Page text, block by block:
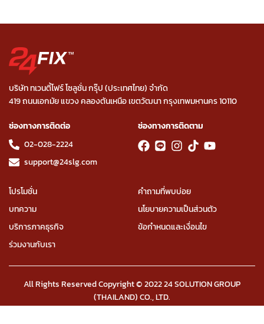
บริษัท ทเวนตี้โฟร์ โซลูชั่น กรุ๊ป (ประเทศไทย) จำกัด
419 ถนนเอกมัย แขวง คลองตันเหนือ เขตวัฒนา กรุงเทพมหานคร 10110
ช่องทางการติดต่อ
02-028-2224
support@24slg.com
ช่องทางการติดตาม
โปรโมชั่น
บทความ
บริการภาคธุรกิจ
ร่วมงานกับเรา
คำถามที่พบบ่อย
นโยบายความเป็นส่วนตัว
ข้อกำหนดและเงื่อนไข
All Rights Reserved Copyright © 2022 24 SOLUTION GROUP
(THAILAND) CO., LTD.